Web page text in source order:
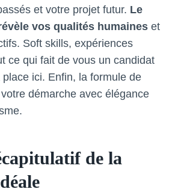
et votre projet futur. Le
vos qualités humaines et
Soft skills, expériences
ce qui fait de vous un candidat
ici. Enfin, la formule de
démarche avec élégance
de la